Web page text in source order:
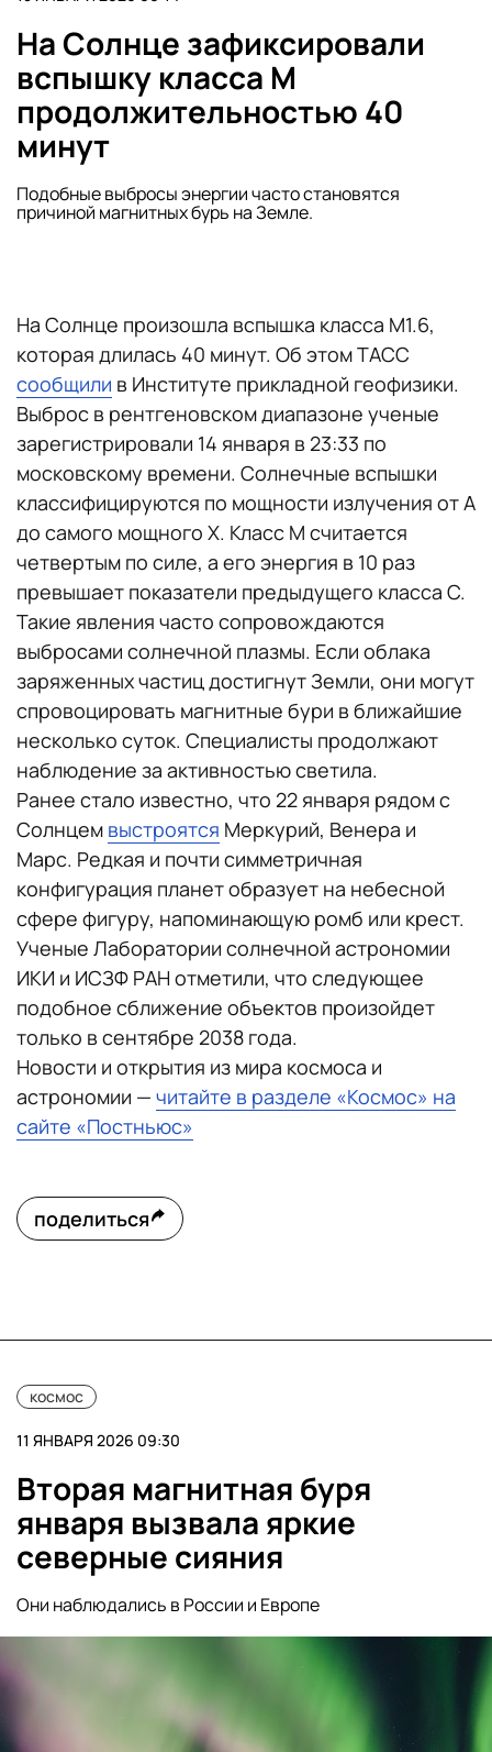
На Солнце зафиксировали
вспышку класса М
продолжительностью 40
минут
Подобные выбросы энергии часто становятся
причиной магнитных бурь на Земле.
На Солнце произошла вспышка класса M1.6,
которая длилась 40 минут. Об этом ТАСС
сообщили в Институте прикладной геофизики.
Выброс в рентгеновском диапазоне ученые
зарегистрировали 14 января в 23:33 по
московскому времени. Солнечные вспышки
классифицируются по мощности излучения от A
до самого мощного X. Класс M считается
четвертым по силе, а его энергия в 10 раз
превышает показатели предыдущего класса C.
Такие явления часто сопровождаются
выбросами солнечной плазмы. Если облака
заряженных частиц достигнут Земли, они могут
спровоцировать магнитные бури в ближайшие
несколько суток. Специалисты продолжают
наблюдение за активностью светила.
Ранее стало известно, что 22 января рядом с
Солнцем выстроятся Меркурий, Венера и
Марс. Редкая и почти симметричная
конфигурация планет образует на небесной
сфере фигуру, напоминающую ромб или крест.
Ученые Лаборатории солнечной астрономии
ИКИ и ИСЗФ РАН отметили, что следующее
подобное сближение объектов произойдет
только в сентябре 2038 года.
Новости и открытия из мира космоса и
астрономии — читайте в разделе «Космос» на
сайте «Постньюс»
поделиться
космос
11 ЯНВАРЯ 2026 09:30
Вторая магнитная буря
января вызвала яркие
северные сияния
Они наблюдались в России и Европе